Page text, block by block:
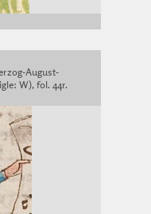
August-
W), fol. 44r.